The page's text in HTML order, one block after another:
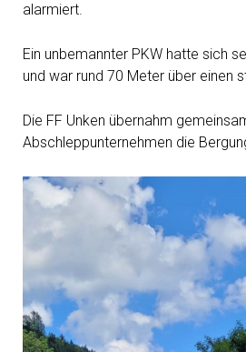
alarmiert.
Ein unbemannter PKW hatte sich
und war rund 70 Meter über einen
Die FF Unken übernahm
Abschleppunternehmen die